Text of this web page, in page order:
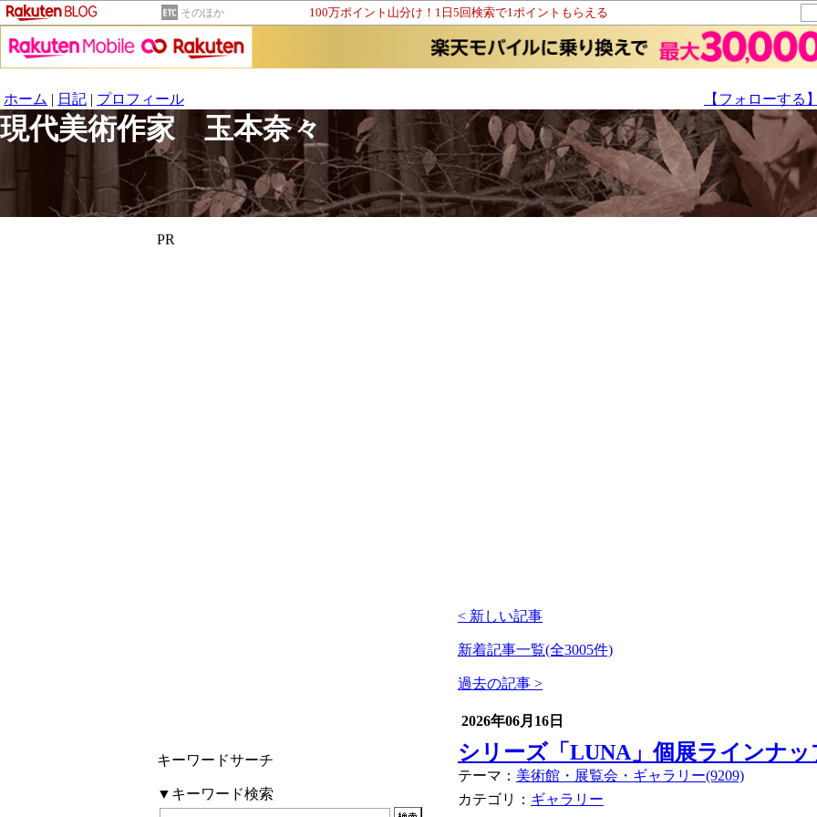
そのほか 100万ポイント山分け！1日5回検索で1ポイントもらえる
ホーム | 日記 | プロフィール 【フォローする
現代美術作家 玉本奈々
PR
キーワードサーチ
▼キーワード検索
< 新しい記事
新着記事一覧(全3005件)
過去の記事 >
2026年06月16日
シリーズ「LUNA」個展ラインナッ
テーマ： 美術館・展覧会・ギャラリー(9209)
カテゴリ： ギャラリー